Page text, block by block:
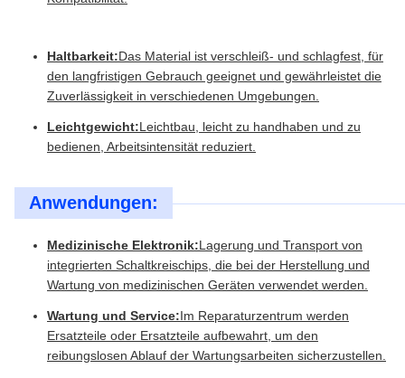
Haltbarkeit:Das Material ist verschleiß- und schlagfest, für
den langfristigen Gebrauch geeignet und gewährleistet die
Zuverlässigkeit in verschiedenen Umgebungen.
Leichtgewicht:Leichtbau, leicht zu handhaben und zu
bedienen, Arbeitsintensität reduziert.
Anwendungen:
Medizinische Elektronik:Lagerung und Transport von
integrierten Schaltkreischips, die bei der Herstellung und
Wartung von medizinischen Geräten verwendet werden.
Wartung und Service:Im Reparaturzentrum werden
Ersatzteile oder Ersatzteile aufbewahrt, um den
reibungslosen Ablauf der Wartungsarbeiten sicherzustellen.